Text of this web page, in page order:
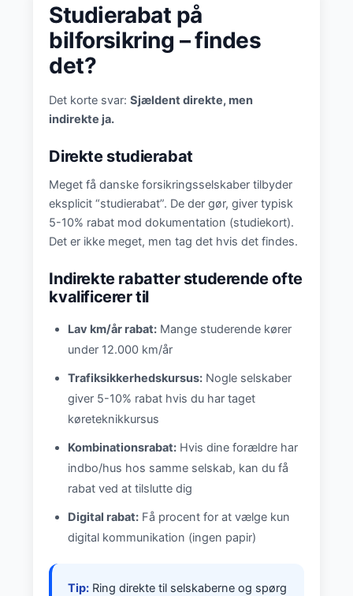
Studierabat på
bilforsikring – findes
det?
Det korte svar:Sjældent direkte, men
indirekte ja.
Direkte studierabat
Meget få danske forsikringsselskaber tilbyder
eksplicit “studierabat”. De der gør, giver typisk
5-10% rabat mod dokumentation (studiekort).
Det er ikke meget, men tag det hvis det findes.
Indirekte rabatter studerende ofte
kvalificerer til
Lav km/år rabat: Mange studerende kører
under 12.000 km/år
Trafiksikkerhedskursus: Nogle selskaber
giver 5-10% rabat hvis du har taget
køreteknikkursus
Kombinationsrabat: Hvis dine forældre har
indbo/hus hos samme selskab, kan du få
rabat ved at tilslutte dig
Digital rabat: Få procent for at vælge kun
digital kommunikation (ingen papir)
Tip: Ring direkte til selskaberne og spørg